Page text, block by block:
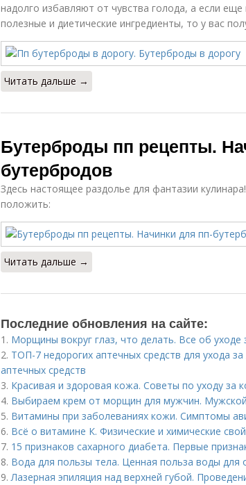
надолго избавляют от чувства голода, а если еще
полезные и диетические ингредиенты, то у вас
Читать дальше →
Бутерброды пп рецепты.
бутербродов
Здесь настоящее раздолье для фантазии
положить:
Читать дальше →
Последние обновления на сайте:
1. Морщины вокруг глаз, что делать. Все об уходе
2. ТОП-7 недорогих аптечных средств для ухода
аптечных средств
3. Красивая и здоровая кожа. Советы по уходу за
4. Выбираем крем от морщин для мужчин.
5. Витамины при заболеваниях кожи. Симптомы
6. Всё о витамине К. Физические и химические
7. 15 признаков сахарного диабета. Первые
8. Вода для пользы тела. Ценная польза воды для
9.Лазерная эпиляция над верхней губой.